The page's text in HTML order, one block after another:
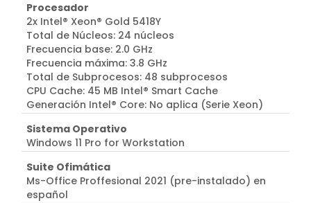
Procesador
2x Intel® Xeon® Gold 5418Y
Total de Núcleos: 24 núcleos
Frecuencia base: 2.0 GHz
Frecuencia máxima: 3.8 GHz
Total de Subprocesos: 48 subprocesos
CPU Cache: 45 MB Intel® Smart Cache
Generación Intel® Core: No aplica (Serie Xeon)
Sistema Operativo
Windows 11 Pro for Workstation
Suite Ofimática
Ms-Office Proffesional 2021 (pre-instalado) en
español